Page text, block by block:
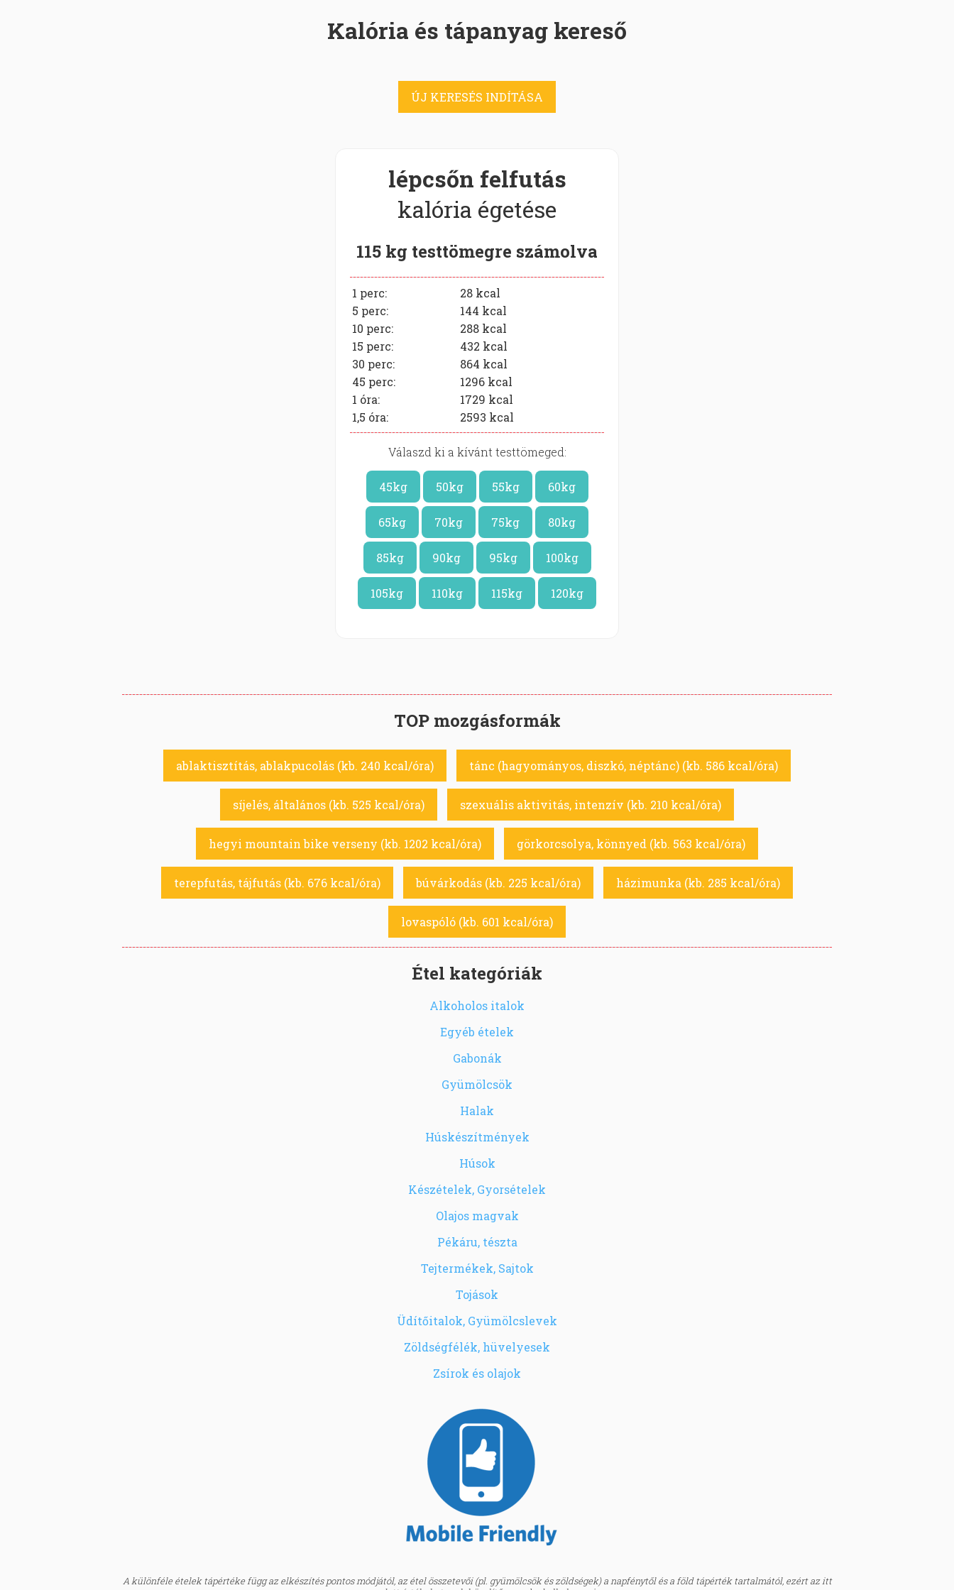
Kalória és tápanyag kereső
ÚJ KERESÉS INDÍTÁSA
lépcsőn felfutás
kalória égetése
115 kg testtömegre számolva
1 perc: 28 kcal
5 perc:
144 kcal
10 perc:
288 kcal
15 perc:
432 kcal
30 perc:
864 kcal
45 perc:
1296 kcal
1 óra:
1729 kcal
1,5 óra:
2593 kcal
Válaszd ki a kívánt testtömeged:
45kg 50kg 55kg 60kg
65kg 70kg 75kg 80kg
85kg 90kg 95kg 100kg
105kg 110kg 115kg 120kg
TOP mozgásformák
ablaktisztítás, ablakpucolás (kb. 240 kcal/óra) tánc (hagyományos, diszkó, néptánc) (kb. 586 kcal/óra)
síjelés, általános (kb. 525 kcal/óra) szexuális aktivitás, intenzív (kb. 210 kcal/óra)
hegyi mountain bike verseny (kb. 1202 kcal/óra) görkorcsolya, könnyed (kb. 563 kcal/óra)
terepfutás, tájfutás (kb. 676 kcal/óra) búvárkodás (kb. 225 kcal/óra) házimunka (kb. 285 kcal/óra)
lovaspóló (kb. 601 kcal/óra)
Étel kategóriák
Alkoholos italok
Egyéb ételek
Gabonák
Gyümölcsök
Halak
Húskészítmények
Húsok
Készételek, Gyorsételek
Olajos magvak
Pékáru, tészta
Tejtermékek, Sajtok
Tojások
Üdítőitalok, Gyümölcslevek
Zöldségfélék, hüvelyesek
Zsírok és olajok
A különféle ételek tápértéke függ az elkészítés pontos módjától, az étel összetevői (pl. gyümölcsök és zöldségek) a napfénytől és a föld tápérték tartalmától, ezért az itt